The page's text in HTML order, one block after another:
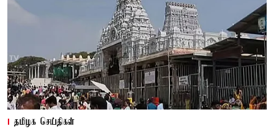
தமிழக செய்திகள்